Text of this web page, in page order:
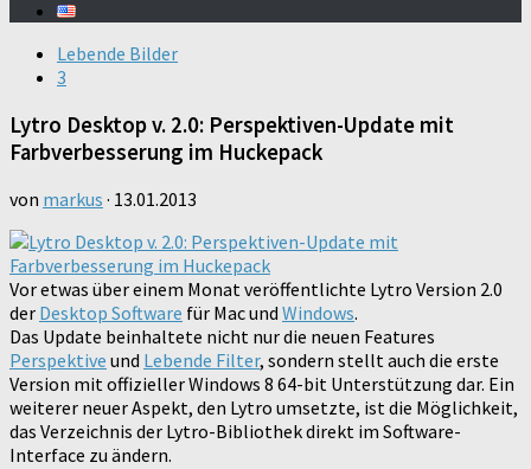
Lebende Bilder
3
Lytro Desktop v. 2.0: Perspektiven-Update mit
Farbverbesserung im Huckepack
von markus · 13.01.2013
Vor etwas über einem Monat veröffentlichte Lytro Version 2.0
der Desktop Software für Mac und Windows.
Das Update beinhaltete nicht nur die neuen Features
Perspektive und Lebende Filter, sondern stellt auch die erste
Version mit offizieller Windows 8 64-bit Unterstützung dar. Ein
weiterer neuer Aspekt, den Lytro umsetzte, ist die Möglichkeit,
das Verzeichnis der Lytro-Bibliothek direkt im Software-
Interface zu ändern.